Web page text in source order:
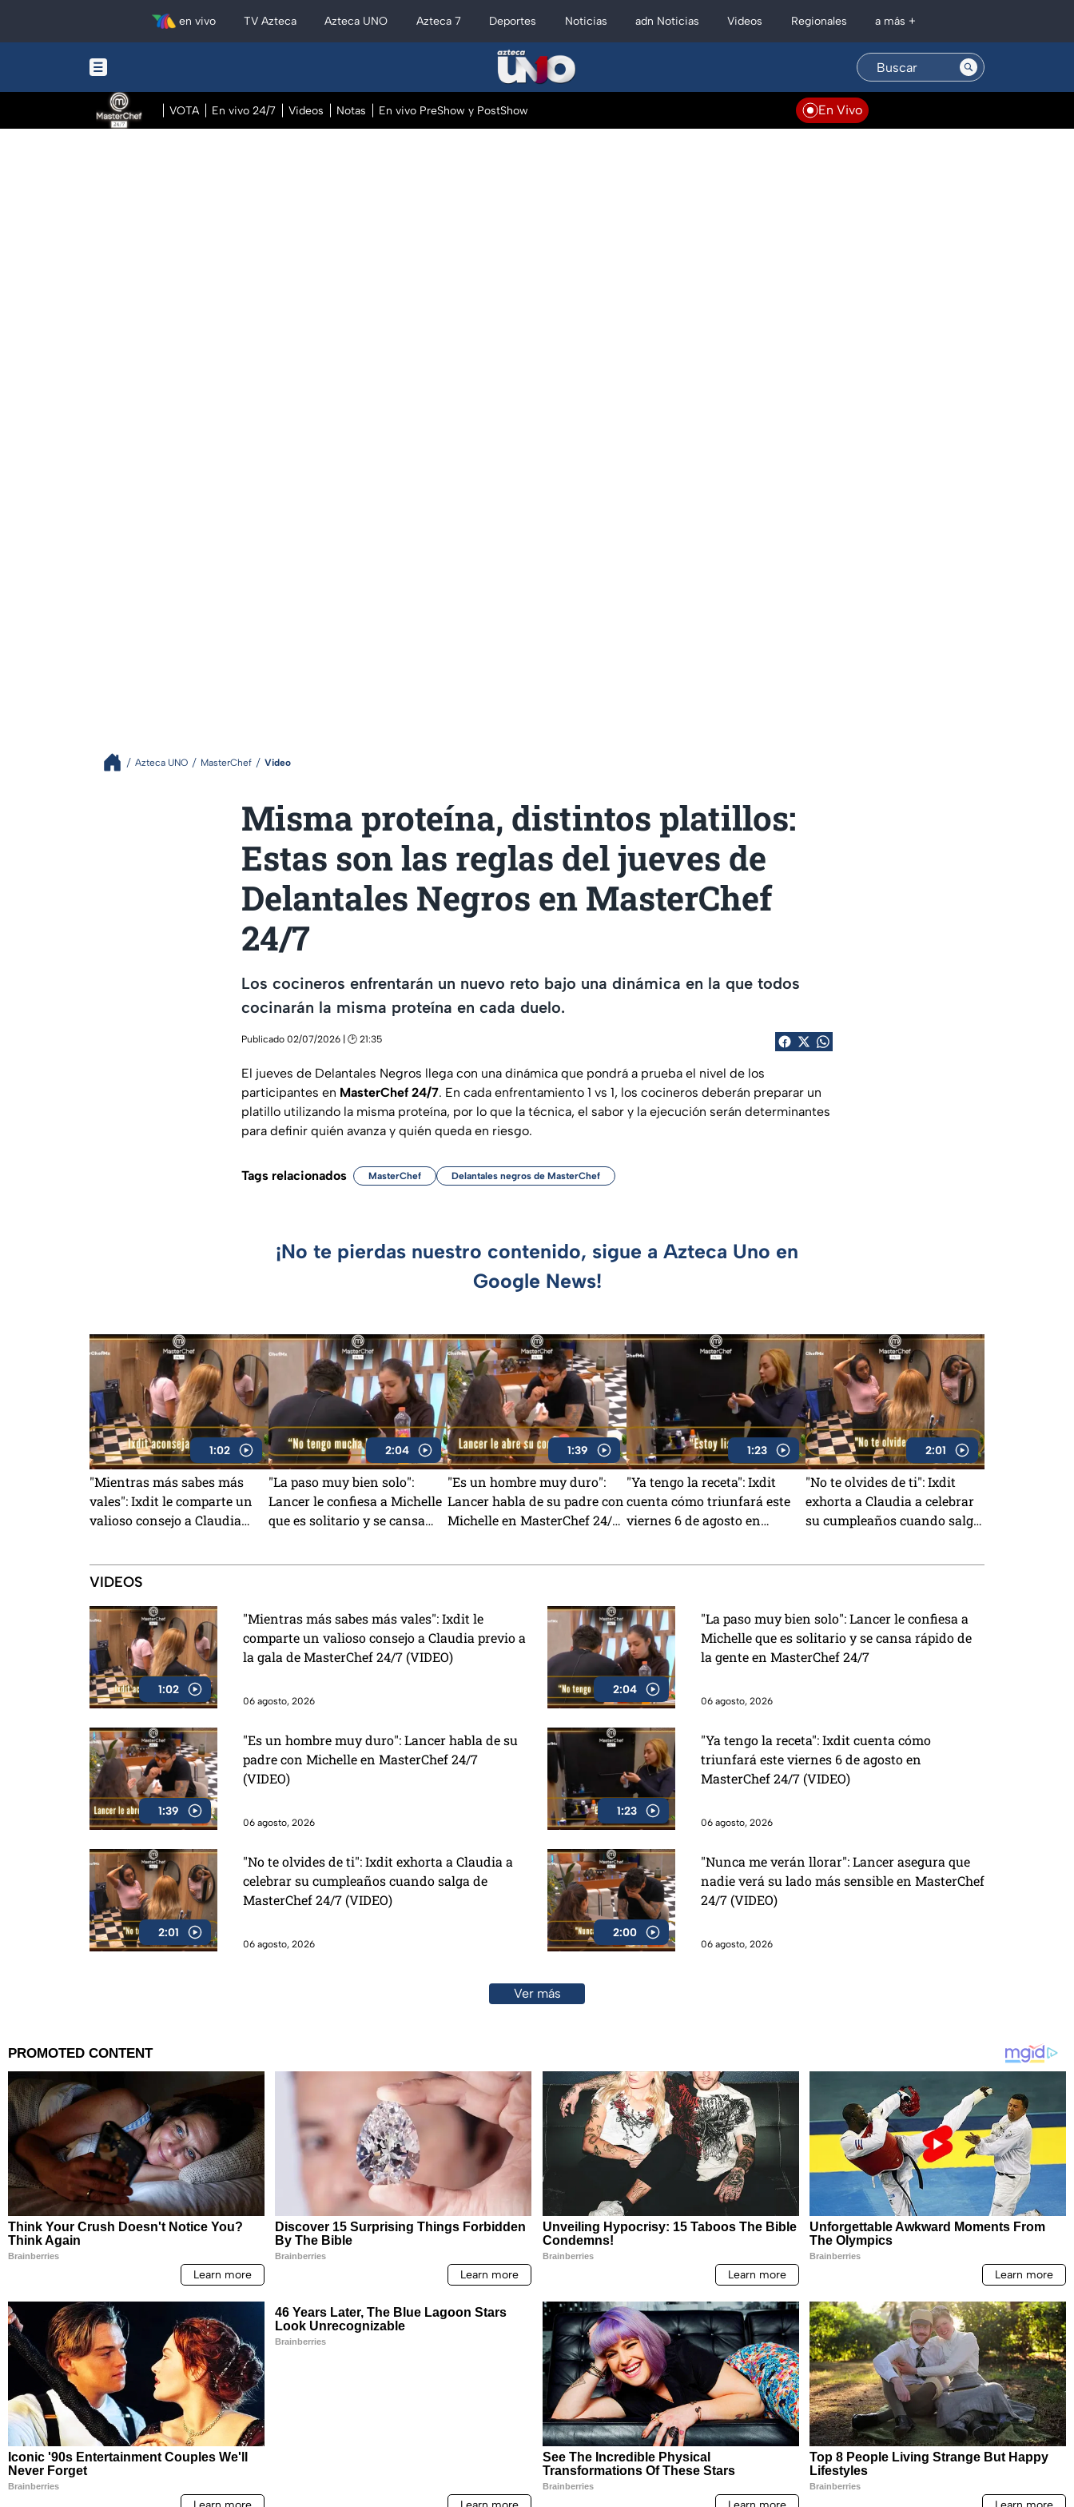
en vivo TV Azteca Azteca UNO Azteca 7 Deportes Noticias adn Noticias Videos Regionales a más +
VOTA En vivo 24/7 Videos Notas En vivo PreShow y PostShow En Vivo
Azteca UNO MasterChef Video
Misma proteína, distintos platillos:
Estas son las reglas del jueves de
Delantales Negros en MasterChef
24/7
Los cocineros enfrentarán un nuevo reto bajo una dinámica en la que todos
cocinarán la misma proteína en cada duelo.
Publicado 02/07/2026 | 🕑 21:35
El jueves de Delantales Negros llega con una dinámica que pondrá a prueba el nivel de los
participantes en MasterChef 24/7. En cada enfrentamiento 1 vs 1, los cocineros deberán preparar un
platillo utilizando la misma proteína, por lo que la técnica, el sabor y la ejecución serán determinantes
para definir quién avanza y quién queda en riesgo.
Tags relacionados MasterChef Delantales negros de MasterChef
¡No te pierdas nuestro contenido, sigue a Azteca Uno en
Google News!
1:02
"Mientras más sabes más
vales": Ixdit le comparte un
valioso consejo a Claudia
2:04
"La paso muy bien solo":
Lancer le confiesa a Michelle
que es solitario y se cansa
1:39
"Es un hombre muy duro":
Lancer habla de su padre con
Michelle en MasterChef 24/7
1:23
"Ya tengo la receta": Ixdit
cuenta cómo triunfará este
viernes 6 de agosto en
2:01
"No te olvides de ti": Ixdit
exhorta a Claudia a celebrar
su cumpleaños cuando salga
VIDEOS
1:02
"Mientras más sabes más vales": Ixdit le
comparte un valioso consejo a Claudia previo a
la gala de MasterChef 24/7 (VIDEO)
06 agosto, 2026
2:04
"La paso muy bien solo": Lancer le confiesa a
Michelle que es solitario y se cansa rápido de
la gente en MasterChef 24/7
06 agosto, 2026
1:39
"Es un hombre muy duro": Lancer habla de su
padre con Michelle en MasterChef 24/7
(VIDEO)
06 agosto, 2026
1:23
"Ya tengo la receta": Ixdit cuenta cómo
triunfará este viernes 6 de agosto en
MasterChef 24/7 (VIDEO)
06 agosto, 2026
2:01
"No te olvides de ti": Ixdit exhorta a Claudia a
celebrar su cumpleaños cuando salga de
MasterChef 24/7 (VIDEO)
06 agosto, 2026
2:00
"Nunca me verán llorar": Lancer asegura que
nadie verá su lado más sensible en MasterChef
24/7 (VIDEO)
06 agosto, 2026
Ver más